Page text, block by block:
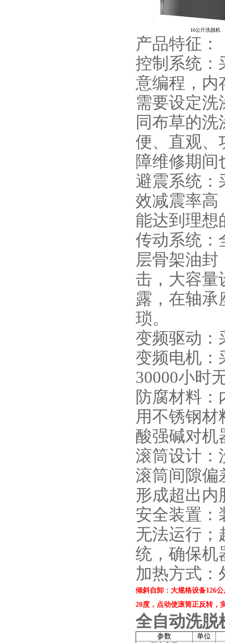
16公斤洗脱机
产品特征：
控制系统：
意编程，内
需要设定洗
同布草的
便、直观、
障维修期间
避震系统：
效减震率高
能达到理想
传动系统：
层骨架油
击，大容量
露，在轴承
琐。
变频驱动：
变频电机：
30000小时
防腐材料
用不锈钢
酸强碱对机
滚筒设计：
滚筒间隙偏
形成超出内
安全装置：
无法运行；
统，确保机
加热方式：
倾斜自卸：大规格设备126
20度，点动使滚筒正反转，
全自动洗脱
参数
单位